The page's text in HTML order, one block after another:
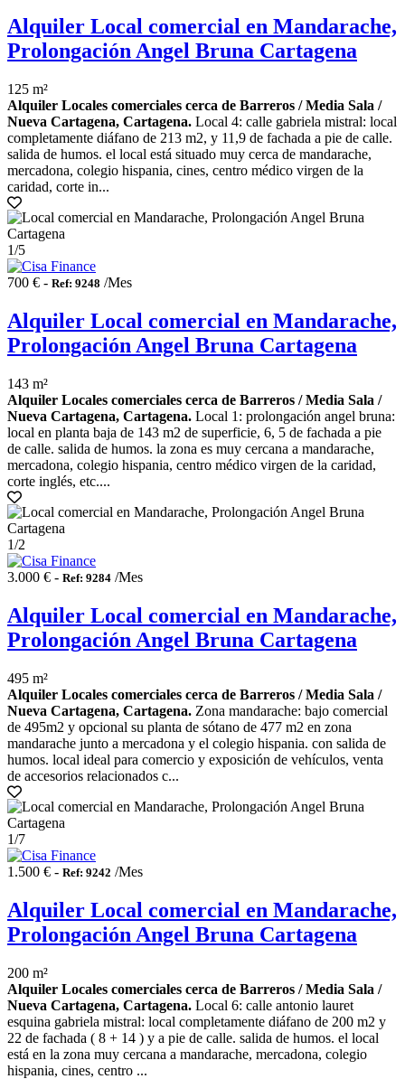
Alquiler Local comercial en Mandarache,
Prolongación Angel Bruna Cartagena
125 m²
Alquiler Locales comerciales cerca de Barreros / Media Sala /
Nueva Cartagena, Cartagena. Local 4: calle gabriela mistral: local
completamente diáfano de 213 m2, y 11,9 de fachada a pie de calle.
salida de humos. el local está situado muy cerca de mandarache,
mercadona, colegio hispania, cines, centro médico virgen de la
caridad, corte in...
1/5
700 € - Ref: 9248 /Mes
Alquiler Local comercial en Mandarache,
Prolongación Angel Bruna Cartagena
143 m²
Alquiler Locales comerciales cerca de Barreros / Media Sala /
Nueva Cartagena, Cartagena. Local 1: prolongación angel bruna:
local en planta baja de 143 m2 de superficie, 6, 5 de fachada a pie
de calle. salida de humos. la zona es muy cercana a mandarache,
mercadona, colegio hispania, centro médico virgen de la caridad,
corte inglés, etc....
1/2
3.000 € - Ref: 9284 /Mes
Alquiler Local comercial en Mandarache,
Prolongación Angel Bruna Cartagena
495 m²
Alquiler Locales comerciales cerca de Barreros / Media Sala /
Nueva Cartagena, Cartagena. Zona mandarache: bajo comercial
de 495m2 y opcional su planta de sótano de 477 m2 en zona
mandarache junto a mercadona y el colegio hispania. con salida de
humos. local ideal para comercio y exposición de vehículos, venta
de accesorios relacionados c...
1/7
1.500 € - Ref: 9242 /Mes
Alquiler Local comercial en Mandarache,
Prolongación Angel Bruna Cartagena
200 m²
Alquiler Locales comerciales cerca de Barreros / Media Sala /
Nueva Cartagena, Cartagena. Local 6: calle antonio lauret
esquina gabriela mistral: local completamente diáfano de 200 m2 y
22 de fachada ( 8 + 14 ) y a pie de calle. salida de humos. el local
está en la zona muy cercana a mandarache, mercadona, colegio
hispania, cines, centro ...